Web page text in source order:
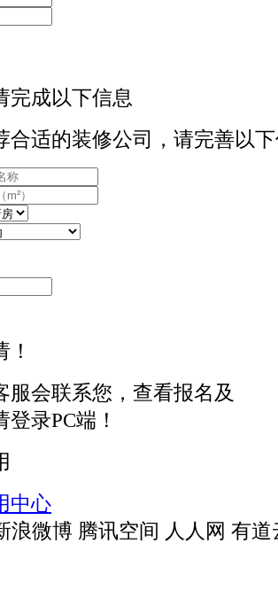
完成以下信息
合适的装修公司，请完善以
服会联系您，查看报名及
录PC端！
中心
浪微博 腾讯空间 人人网 有道